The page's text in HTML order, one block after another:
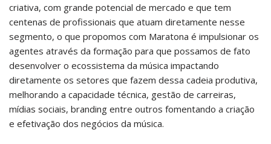
criativa, com grande potencial de mercado e que tem
centenas de profissionais que atuam diretamente nesse
segmento, o que propomos com Maratona é impulsionar os
agentes através da formação para que possamos de fato
desenvolver o ecossistema da música impactando
diretamente os setores que fazem dessa cadeia produtiva,
melhorando a capacidade técnica, gestão de carreiras,
mídias sociais, branding entre outros fomentando a criação
e efetivação dos negócios da música.